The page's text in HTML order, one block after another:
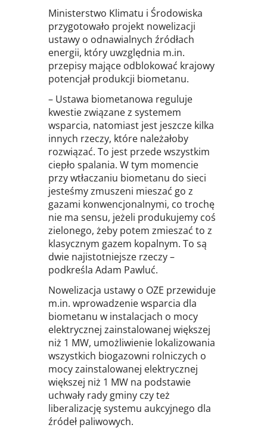
Ministerstwo Klimatu i Środowiska
przygotowało projekt nowelizacji
ustawy o odnawialnych źródłach
energii, który uwzględnia m.in.
przepisy mające odblokować krajowy
potencjał produkcji biometanu.
– Ustawa biometanowa reguluje
kwestie związane z systemem
wsparcia, natomiast jest jeszcze kilka
innych rzeczy, które należałoby
rozwiązać. To jest przede wszystkim
ciepło spalania. W tym momencie
przy wtłaczaniu biometanu do sieci
jesteśmy zmuszeni mieszać go z
gazami konwencjonalnymi, co trochę
nie ma sensu, jeżeli produkujemy coś
zielonego, żeby potem zmieszać to z
klasycznym gazem kopalnym. To są
dwie najistotniejsze rzeczy –
podkreśla Adam Pawluć.
Nowelizacja ustawy o OZE przewiduje
m.in. wprowadzenie wsparcia dla
biometanu w instalacjach o mocy
elektrycznej zainstalowanej większej
niż 1 MW, umożliwienie lokalizowania
wszystkich biogazowni rolniczych o
mocy zainstalowanej elektrycznej
większej niż 1 MW na podstawie
uchwały rady gminy czy też
liberalizację systemu aukcyjnego dla
źródeł paliwowych.